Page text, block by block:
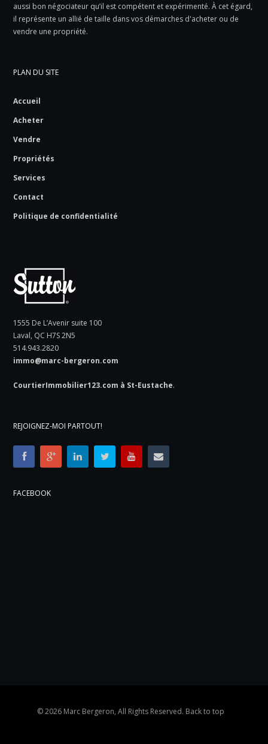
aussi bon négociateur qu’il est compétent et expérimenté. À cet égard,
il représente un allié de taille dans vos démarches d'acheter ou de
vendre une propriété.
PLAN DU SITE
Accueil
Acheter
Vendre
Propriétés
Services
Contact
Politique de confidentialité
1555 De L’Avenir suite 100
Laval, QC H7S 2N5
514.943.2820
immo@marc-bergeron.com
CourtierImmobilier123.com à St-Eustache.
REJOIGNEZ-MOI PARTOUT!
FACEBOOK
© 2026 Marc Bergeron, All Rights Reserved. Back to top